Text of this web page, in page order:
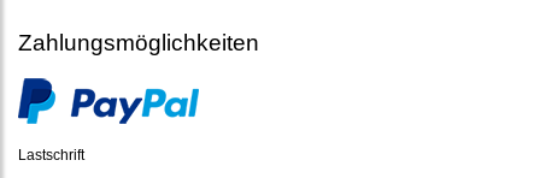
Zahlungsmöglichkeiten
Lastschrift